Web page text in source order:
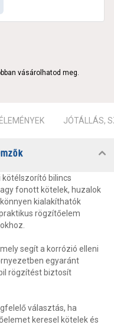
vásárolhatod meg.
JÓTÁLLÁS,
kötélszorító bilincs
fonott kötelek, huzalok
kialakíthatók
rögzítőelem
segít a korrózió elleni
egyaránt
rögzítést biztosít
választás, ha
keresel kötelek és